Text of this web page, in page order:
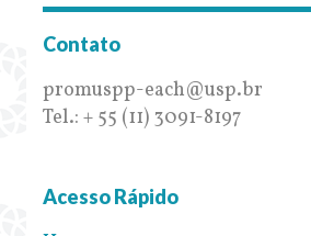
Contato
promuspp-each@usp.br
Tel.: + 55 (11) 3091-8197
Acesso Rápido